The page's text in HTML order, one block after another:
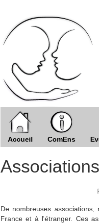
Accueil ComEns
De nombreuses
France et à l'étranger. Ces